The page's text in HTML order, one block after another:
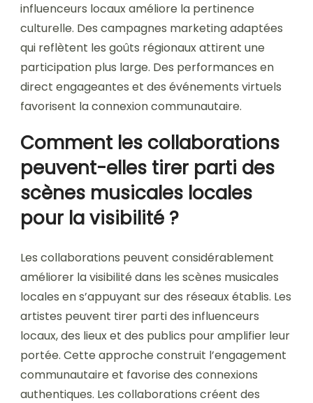
influenceurs locaux améliore la pertinence
culturelle. Des campagnes marketing adaptées
qui reflètent les goûts régionaux attirent une
participation plus large. Des performances en
direct engageantes et des événements virtuels
favorisent la connexion communautaire.
Comment les collaborations
peuvent-elles tirer parti des
scènes musicales locales
pour la visibilité ?
Les collaborations peuvent considérablement
améliorer la visibilité dans les scènes musicales
locales en s’appuyant sur des réseaux établis. Les
artistes peuvent tirer parti des influenceurs
locaux, des lieux et des publics pour amplifier leur
portée. Cette approche construit l’engagement
communautaire et favorise des connexions
authentiques. Les collaborations créent des